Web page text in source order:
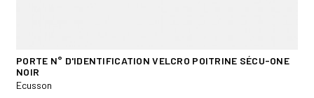
PORTE N° D'IDENTIFICATION VELCRO POITRINE SÉCU-ONE
NOIR
Ecusson